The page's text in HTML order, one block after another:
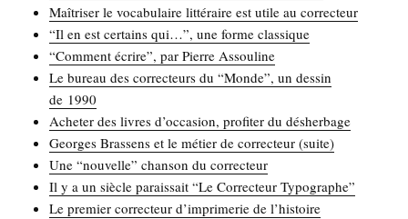
Maî­tri­ser le voca­bu­laire lit­té­raire est utile au correcteur
“Il en est cer­tains qui…”, une forme classique
“Com­ment écrire”, par Pierre Assouline
Le bureau des cor­rec­teurs du “Monde”, un des­sin
de 1990
Ache­ter des livres d’occasion, pro­fi­ter du désherbage
Georges Bras­sens et le métier de cor­rec­teur (suite)
Une “nou­velle” chan­son du correcteur
Il y a un siècle parais­sait “Le Cor­rec­teur Typographe”
Le pre­mier cor­rec­teur d’imprimerie de l’histoire